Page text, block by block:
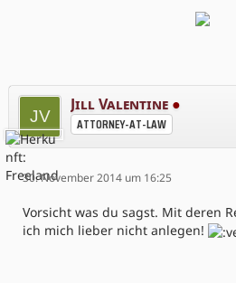
Jill Valentine ●
ATTORNEY-AT-LAW
30. November 2014 um 16:25
Vorsicht was du sagst. Mit deren
ich mich lieber nicht anlegen!